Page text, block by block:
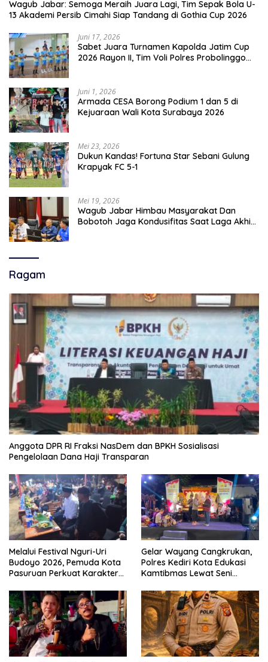
Wagub Jabar: Semoga Meraih Juara Lagi, Tim Sepak Bola U-
13 Akademi Persib Cimahi Siap Tandang di Gothia Cup 2026
Juni 17, 2026
Sabet Juara Turnamen Kapolda Jatim Cup
2026 Rayon II, Tim Voli Polres Probolinggo
Juni 1, 2026
Armada CESA Borong Podium 1 dan 5 di
Kejuaraan Wali Kota Surabaya 2026
Mei 23, 2026
Dukun Kandas! Fortuna Star Sebani Gulung
Krapyak FC 5-1
Mei 19, 2026
Wagub Jabar Himbau Masyarakat Dan
Bobotoh Jaga Kondusifitas Saat Laga Akhir
Ragam
Anggota DPR RI Fraksi NasDem dan BPKH Sosialisasi
Pengelolaan Dana Haji Transparan
Melalui Festival Nguri-Uri
Budoyo 2026, Pemuda Kota
Pasuruan Perkuat Karakter
Narkoba
Gelar Wayang Cangkrukan,
Polres Kediri Kota Edukasi
Kamtibmas Lewat Seni